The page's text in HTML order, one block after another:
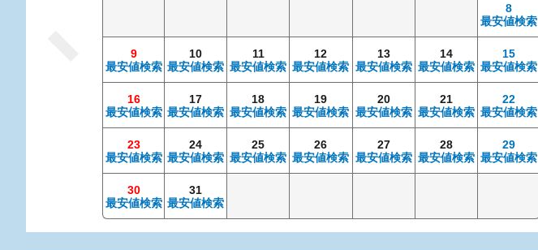
8
最安値検索
9
最安値検索
10
最安値検索
11
最安値検索
12
最安値検索
13
最安値検索
14
最安値検索
15
最安値検索
16
最安値検索
17
最安値検索
18
最安値検索
19
最安値検索
20
最安値検索
21
最安値検索
22
最安値検索
23
最安値検索
24
最安値検索
25
最安値検索
26
最安値検索
27
最安値検索
28
最安値検索
29
最安値検索
30
最安値検索
31
最安値検索